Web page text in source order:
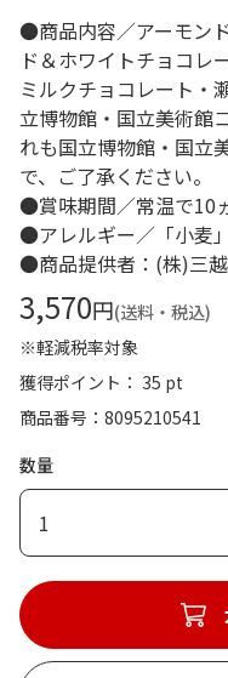
●商品内容／アーモン
ド＆ホワイトチョコレ
ミルクチョコレート
立博物館・国立美術館
れも国立博物館・国立
で、ご了承ください。
●賞味期間／常温で10
●アレルギー／「小麦
●商品提供者：(株)三
3,570円(送料・税込)
※軽減税率対象
獲得ポイント： 35 pt
商品番号
8095210541
数量
1